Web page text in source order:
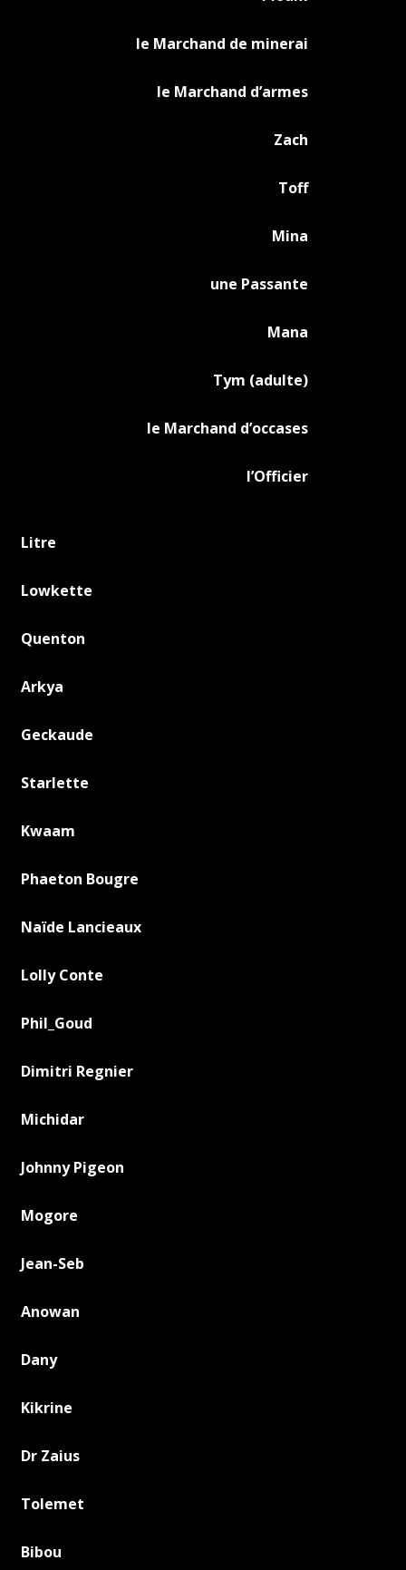
le Marchand de minerai
le Marchand d’armes
Zach
Toff
Mina
une Passante
Mana
Tym (adulte)
le Marchand d’occases
l’Officier
Litre
Lowkette
Quenton
Arkya
Geckaude
Starlette
Kwaam
Phaeton Bougre
Naïde Lancieaux
Lolly Conte
Phil_Goud
Dimitri Regnier
Michidar
Johnny Pigeon
Mogore
Jean-Seb
Anowan
Dany
Kikrine
Dr Zaius
Tolemet
Bibou